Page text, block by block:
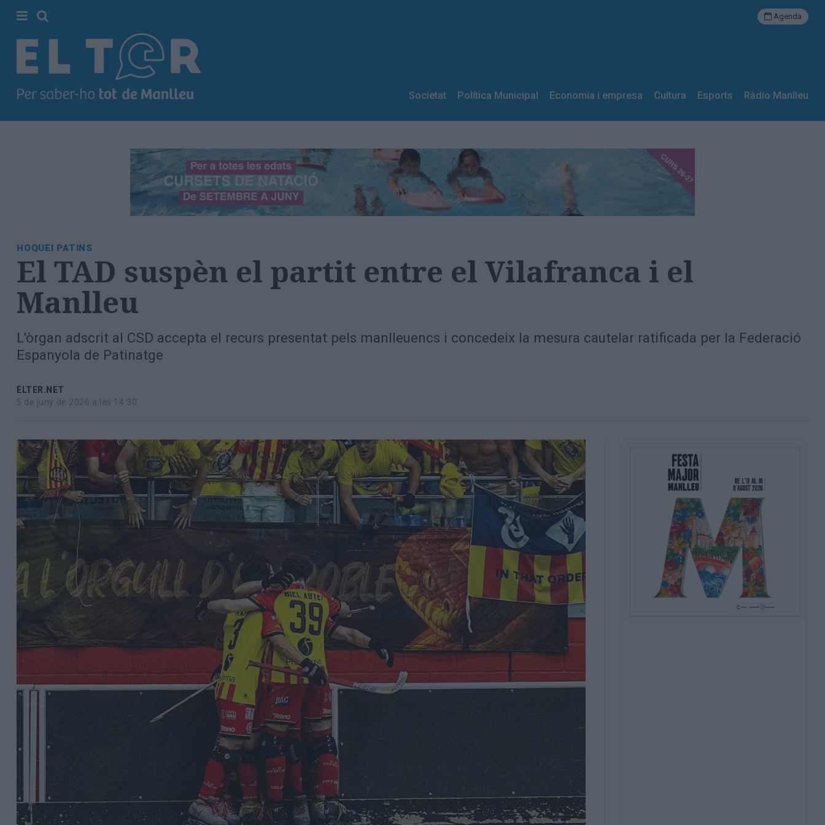
Manlleu
Totes
les
notícies
Agenda
Societat Política Municipal Economia i empresa Cultura Esports Ràdio Manlleu
HOQUEI PATINS
El TAD suspèn el partit entre el Vilafranca i el
Manlleu
L'òrgan adscrit al CSD accepta el recurs presentat pels manlleuencs i concedeix la mesura cautelar ratificada per la Federació
Espanyola de Patinatge
ELTER.NET
5 de juny de 2026 a les 14:30